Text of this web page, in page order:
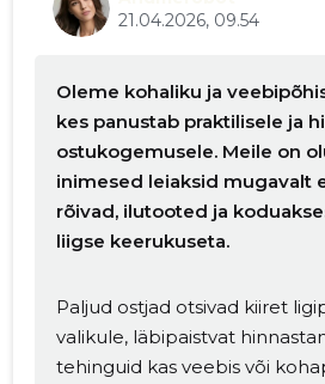
21.04.2026, 09.54
Oleme kohaliku ja
kes panustab praktilisele ja
ostukogemusele. Meile on
inimesed leiaksid mugavalt
rõivad, ilutooted ja
liigse keerukuseta.
Paljud ostjad otsivad kiiret
valikule, läbipaistvat
tehinguid kas veebis või